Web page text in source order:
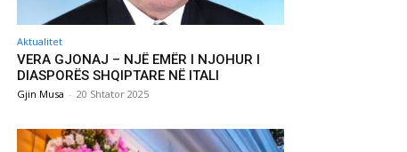
Aktualitet
VERA GJONAJ – NJË EMËR I NJOHUR I
DIASPORËS SHQIPTARE NË ITALI
Gjin Musa - 20 Shtator 2025